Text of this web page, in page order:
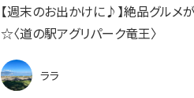
【週末のお出かけに♪】絶品グルメ
☆〈道の駅アグリパーク竜王〉
ララ